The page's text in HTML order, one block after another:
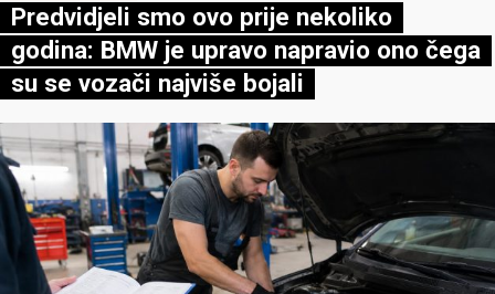
Predvidjeli smo ovo prije nekoliko
godina: BMW je upravo napravio ono čega
su se vozači najviše bojali